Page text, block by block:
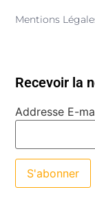
Mentions
Recevoir la
Addresse E-